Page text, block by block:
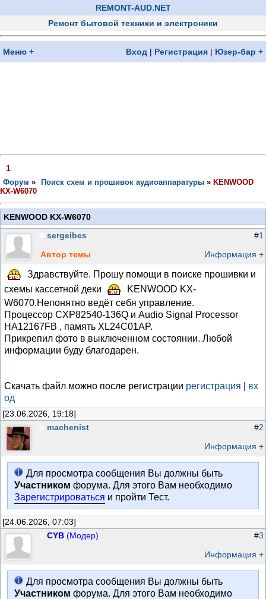
REMONT-AUD.NET
Ремонт бытовой техники и электроники
Меню + Вход | Регистрация | Юзер-бар +
1
Форум » Поиск схем и прошивок аудиоаппаратуры » KENWOOD
KX-W6070
KENWOOD KX-W6070
sergeibes
Автор темы
#1
Информация +
Здравствуйте. Прошу помощи в поиске прошивки и
схемы кассетной деки
KENWOOD KX-
W6070.Непонятно ведёт себя управление.
Процессор CXP82540-136Q и Audio Signal Processor
HA12167FB , память XL24C01AP.
Прикрепил фото в выключенном состоянии. Любой
информации буду благодарен.
Скачать файл можно после регистрации регистрация
вх
од
[23.06.2026, 19:18]
machenist
#2
Информация +
Для просмотра сообщения Вы должны быть
Участником форума. Для этого Вам необходимо
Зарегистрироваться и пройти Тест.
[24.06.2026, 07:03]
CYB (Модер) #3
Информация +
Для просмотра сообщения Вы должны быть
Участником форума. Для этого Вам необходимо